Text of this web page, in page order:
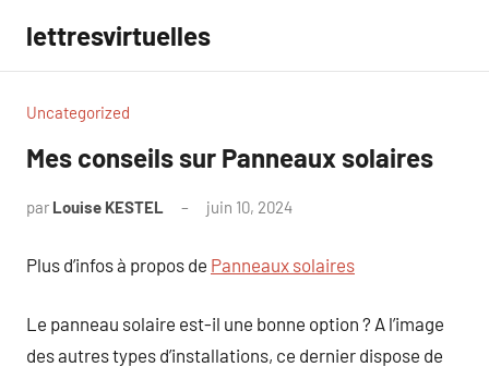
contenu
lettresvirtuelles
Uncategorized
Mes conseils sur Panneaux solaires
par Louise KESTEL juin 10, 2024
Plus d’infos à propos de Panneaux solaires
Le panneau solaire est-il une bonne option ? A l’image
des autres types d’installations, ce dernier dispose de